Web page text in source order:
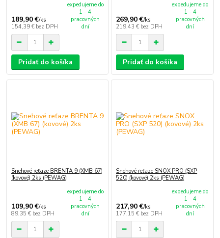
189,90 €/ks
154,39 € bez DPH
expedujeme do
1 - 4
pracovných
dní
Pridať do košíka
269,90 €/ks
219,43 € bez DPH
expedujeme do
1 - 4
pracovných
dní
Pridať do košíka
Snehové reťaze BRENTA 9 (XMB 67)
(kovové) 2ks (PEWAG)
109,90 €/ks
89,35 € bez DPH
expedujeme do
1 - 4
pracovných
dní
Snehové reťaze SNOX PRO (SXP
520) (kovové) 2ks (PEWAG)
217,90 €/ks
177,15 € bez DPH
expedujeme do
1 - 4
pracovných
dní